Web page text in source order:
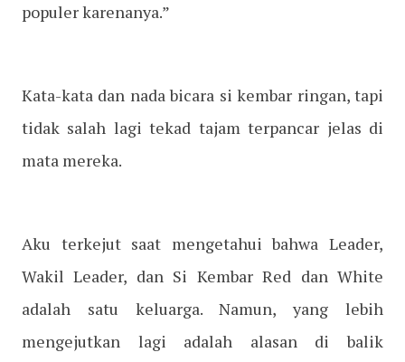
populer karenanya.”
Kata-kata dan nada bicara si kembar ringan, tapi
tidak salah lagi tekad tajam terpancar jelas di
mata mereka.
Aku terkejut saat mengetahui bahwa Leader,
Wakil Leader, dan Si Kembar Red dan White
adalah satu keluarga. Namun, yang lebih
mengejutkan lagi adalah alasan di balik